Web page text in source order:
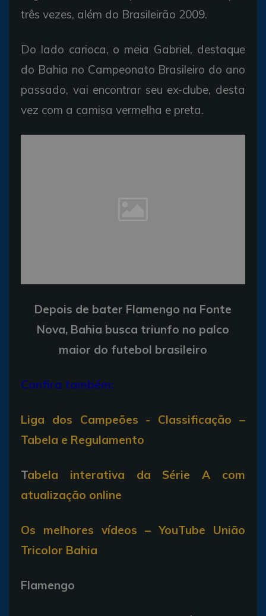
três vezes, além do Brasileirão 2009.
Do lado carioca, o meia Gabriel, destaque
do Bahia no Campeonato Brasileiro do ano
passado, vai encontrar seu ex-clube, desta
vez com a camisa vermelha e preta.
Depois de bater Flamengo na Fonte
Nova, Bahia busca triunfo no palco
maior do futebol brasileiro
Confira também:
Liga dos Campeões - Classificação –
Tabela e Regulamento
Tabela interativa da Série A com
atualização online
Os melhores vídeos – YouTube União
Tricolor Bahia
Flamengo